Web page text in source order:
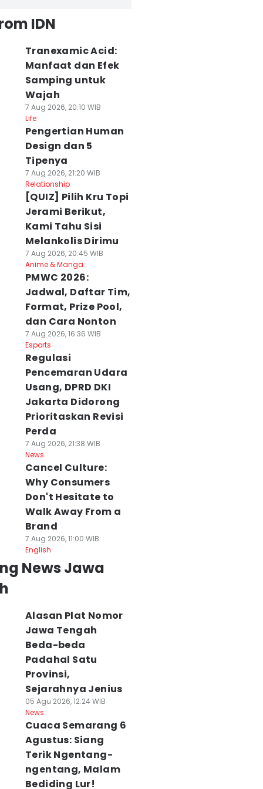
IDN
Tranexamic Acid:
Manfaat dan Efek
Samping untuk
Wajah
7 Aug 2026, 20:10 WIB
Life
Pengertian Human
Design dan 5
Tipenya
7 Aug 2026, 21:20 WIB
Relationship
[QUIZ] Pilih Kru Topi
Jerami Berikut,
Kami Tahu Sisi
Melankolis Dirimu
7 Aug 2026, 20:45 WIB
Anime & Manga
PMWC 2026:
Jadwal, Daftar Tim,
Format, Prize Pool,
dan Cara Nonton
7 Aug 2026, 16:36 WIB
Esports
Regulasi
Pencemaran Udara
Usang, DPRD DKI
Jakarta Didorong
Prioritaskan Revisi
Perda
7 Aug 2026, 21:38 WIB
News
Cancel Culture:
Why Consumers
Don't Hesitate to
Walk Away From a
Brand
7 Aug 2026, 11:00 WIB
English
News Jawa
Alasan Plat Nomor
Jawa Tengah
Beda-beda
Padahal Satu
Provinsi,
Sejarahnya Jenius
05 Agu 2026, 12:24 WIB
News
Cuaca Semarang 6
Agustus: Siang
Terik Ngentang-
ngentang, Malam
Bediding Lur!